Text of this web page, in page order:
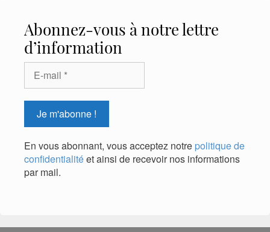
Abonnez-vous à notre lettre
d’information
En vous abonnant, vous acceptez notre politique de
confidentialitéet ainsi de recevoir nos informations
par mail.